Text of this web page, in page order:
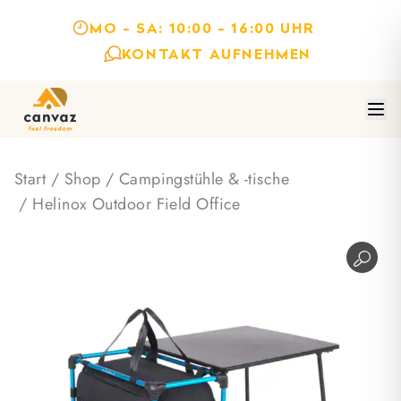
MO - SA: 10:00 - 16:00 UHR
KONTAKT AUFNEHMEN
Start/ Shop / Campingstühle & -tische
/ Helinox Outdoor Field Office